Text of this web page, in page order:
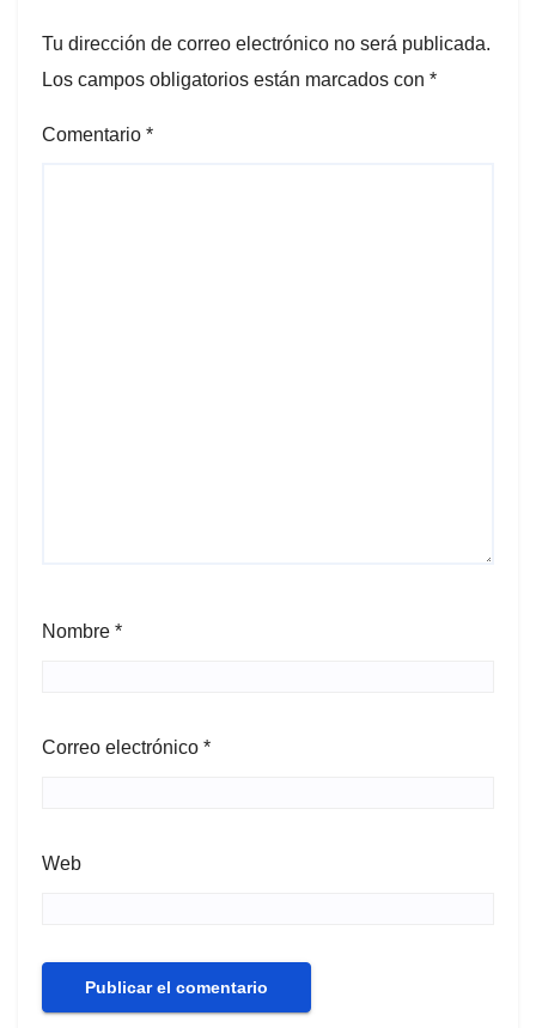
Tu dirección de correo electrónico no será publicada.
Los campos obligatorios están marcados con *
Comentario *
Nombre *
Correo electrónico *
Web